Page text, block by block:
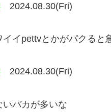
2024.08.30(Fri)
イイpettvとかがパクると
2024.08.30(Fri)
いバカが多いな